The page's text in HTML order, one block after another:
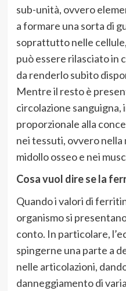
sub-unità, ovvero
a formare una sorta di
soprattutto nelle
può essere rilasciato in
da renderlo subito
Mentre il resto è
circolazione
proporzionale alla
nei tessuti, ovvero nella
midollo osseo e nei
Cosa vuol dire se la
Quando i valori di
organismo si
conto. In particolare,
spingerne una parte a
nelle articolazioni,
danneggiamento di